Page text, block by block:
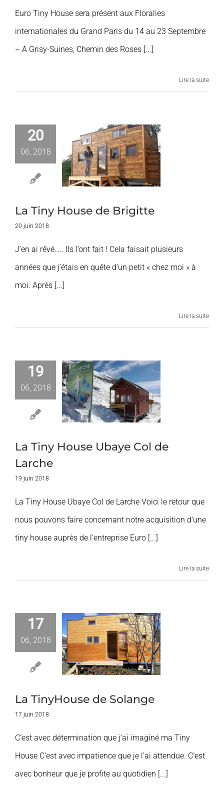
Euro Tiny House sera présent aux Floralies
internationales du Grand Paris du 14 au 23 Septembre
– A Grisy-Suines, Chemin des Roses [...]
Lire la suite
20
06, 2018
House de
La Tiny House de Brigitte
20 juin 2018
J’en ai rêvé….. Ils l’ont fait ! Cela faisait plusieurs
années que j’étais en quête d’un petit « chez moi » à
moi. Après [...]
Lire la suite
19
06, 2018
House
Col de
La Tiny House Ubaye Col de
Larche
19 juin 2018
La Tiny House Ubaye Col de Larche Voici le retour que
nous pouvons faire concernant notre acquisition d’une
tiny house auprès de l’entreprise Euro [...]
Lire la suite
17
06, 2018
de
La TinyHouse de Solange
17 juin 2018
C’est avec détermination que j’ai imaginé ma Tiny
House C’est avec impatience que je l’ai attendue. C’est
avec bonheur que je profite au quotidien [...]